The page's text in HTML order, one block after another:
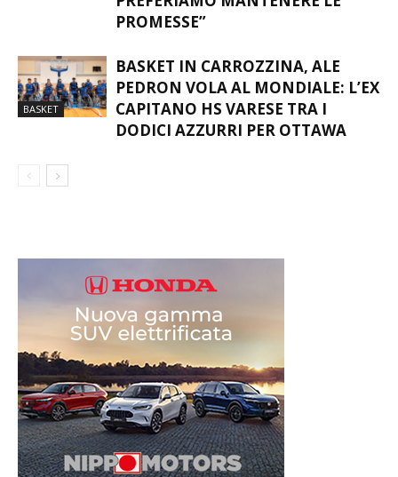
PROMESSE”
BASKET
BASKET IN CARROZZINA, ALE
PEDRON VOLA AL MONDIALE: L’EX
CAPITANO HS VARESE TRA I
DODICI AZZURRI PER OTTAWA